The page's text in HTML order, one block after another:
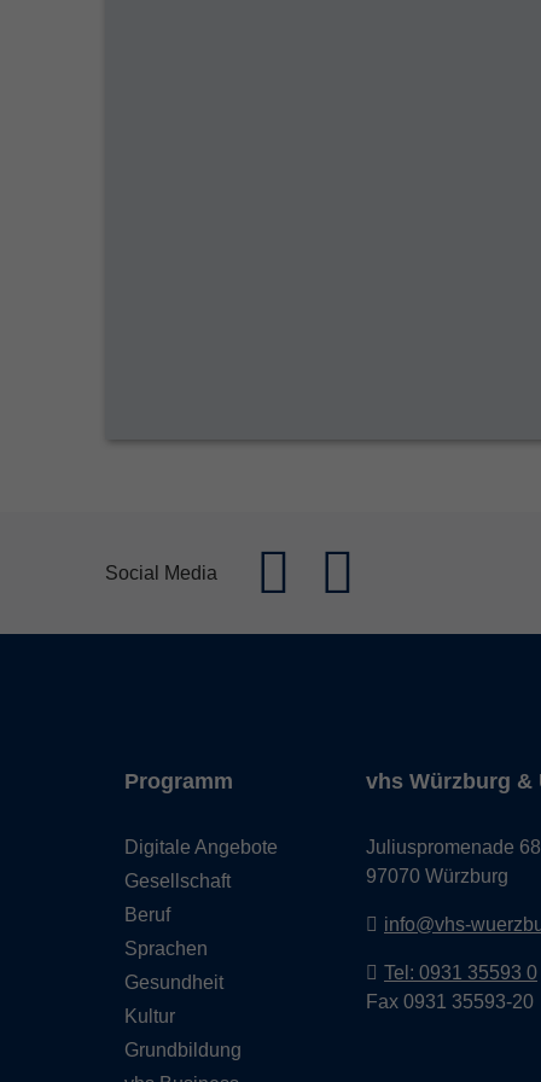
Social Media
Programm
Digitale Angebote
Gesellschaft
Beruf
Sprachen
Gesundheit
Kultur
Grundbildung
vhs Würzburg &
Juliuspromenade 68
97070 Würzburg
info@vhs-
Tel: 0931 35593 0
Fax 0931 35593-20